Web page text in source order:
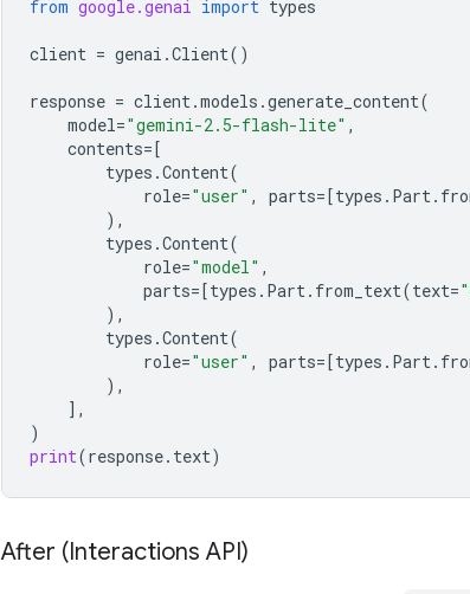
from google.genai import types
client = genai .Client()
response = client.models .generate_content(
model="gemini-2.5-flash-lite" ,
contents=[
types .Content(
role="user" , parts=[types . Part.
),
types .Content(
role="model" ,
parts=[types . Part. from_text(text=
),
types .Content(
role="user" , parts=[types . Part.
),
],
)
print(response. text)
After (Interactions API)